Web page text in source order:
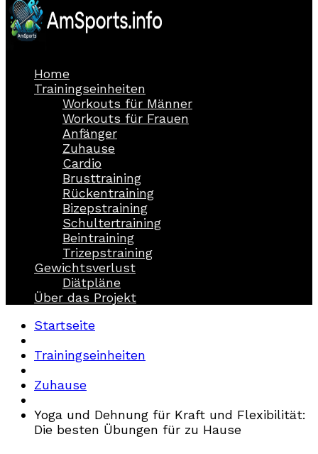
Home
Trainingseinheiten
Workouts für Männer
Workouts für Frauen
Anfänger
Zuhause
Cardio
Brusttraining
Rückentraining
Bizepstraining
Schultertraining
Beintraining
Trizepstraining
Gewichtsverlust
Diätpläne
Über das Projekt
Startseite
Trainingseinheiten
Zuhause
Yoga und Dehnung für Kraft und Flexibilität:
Die besten Übungen für zu Hause